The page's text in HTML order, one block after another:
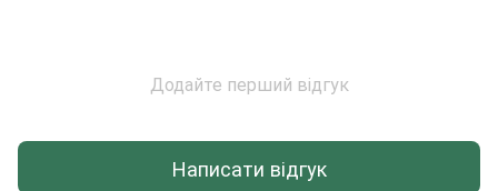
Додайте перший відгук
Написати відгук